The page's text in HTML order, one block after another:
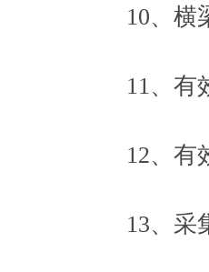
10、横梁
11、有效
12、有效
13、采集